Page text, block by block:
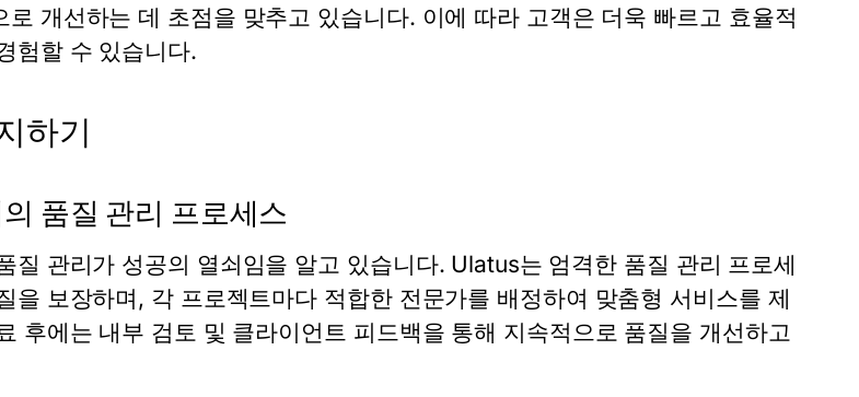
로 개선하는 데 초점을 맞추고 있습니다. 이에 따라 고객은 더욱 빠르고 효율적
험할 수 있습니다.
하기
품질 관리 프로세스
질 관리가 성공의 열쇠임을 알고 있습니다. Ulatus는 엄격한 품질 관리 프로세
을 보장하며, 각 프로젝트마다 적합한 전문가를 배정하여 맞춤형 서비스를 제
후에는 내부 검토 및 클라이언트 피드백을 통해 지속적으로 품질을 개선하고